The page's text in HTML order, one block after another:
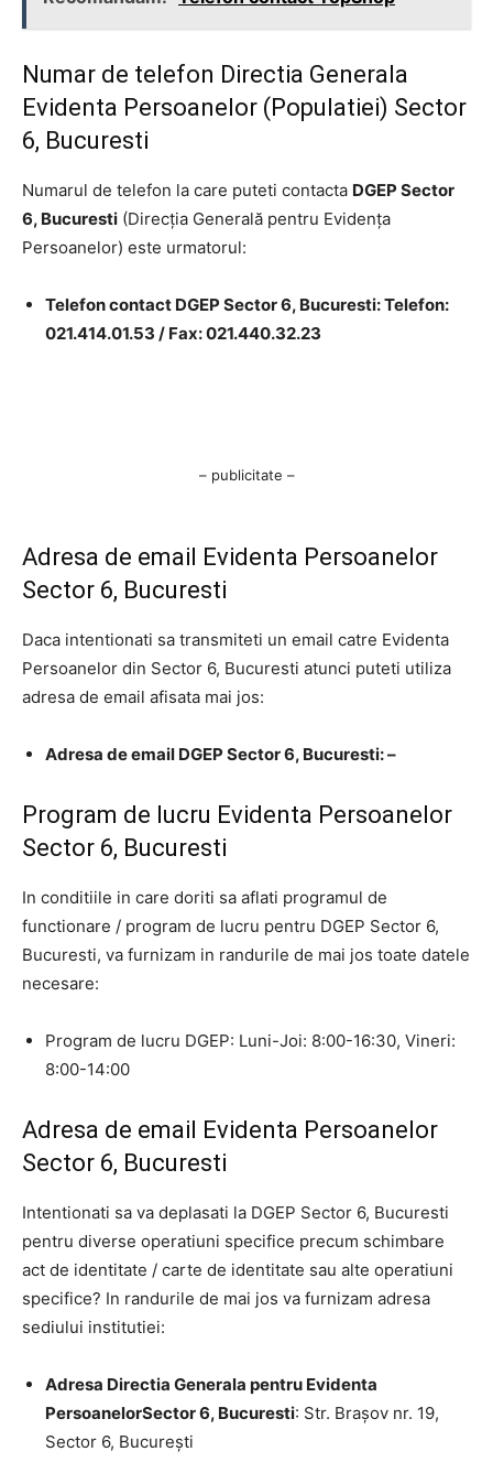
Numar de telefon Directia Generala
Evidenta Persoanelor (Populatiei) Sector
6, Bucuresti
Numarul de telefon la care puteti contacta DGEP Sector
6, Bucuresti (Direcţia Generală pentru Evidenţa
Persoanelor) este urmatorul:
Telefon contact DGEP Sector 6, Bucuresti: Telefon:
021.414.01.53 / Fax: 021.440.32.23
– publicitate –
Adresa de email Evidenta Persoanelor
Sector 6, Bucuresti
Daca intentionati sa transmiteti un email catre Evidenta
Persoanelor din Sector 6, Bucuresti atunci puteti utiliza
adresa de email afisata mai jos:
Adresa de email DGEP Sector 6, Bucuresti: –
Program de lucru Evidenta Persoanelor
Sector 6, Bucuresti
In conditiile in care doriti sa aflati programul de
functionare / program de lucru pentru DGEP Sector 6,
Bucuresti, va furnizam in randurile de mai jos toate datele
necesare:
Program de lucru DGEP: Luni-Joi: 8:00-16:30, Vineri:
8:00-14:00
Adresa de email Evidenta Persoanelor
Sector 6, Bucuresti
Intentionati sa va deplasati la DGEP Sector 6, Bucuresti
pentru diverse operatiuni specifice precum schimbare
act de identitate / carte de identitate sau alte operatiuni
specifice? In randurile de mai jos va furnizam adresa
sediului institutiei:
Adresa Directia Generala pentru Evidenta
PersoanelorSector 6, Bucuresti: Str. Braşov nr. 19,
Sector 6, Bucureşti